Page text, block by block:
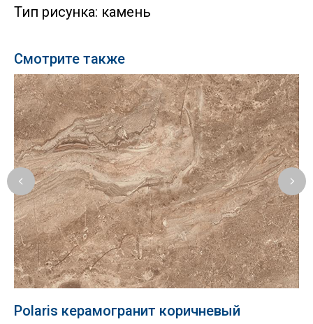
Тип рисунка: камень
Смотрите также
Polaris керамогранит коричневый